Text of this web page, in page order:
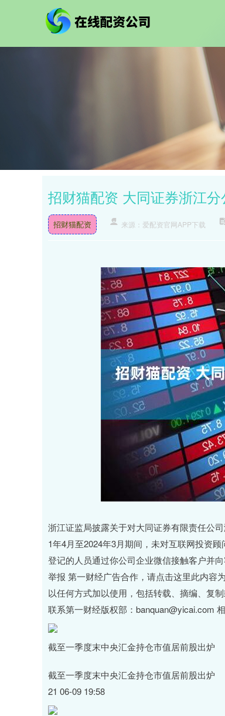
招财猫配资 大同证券浙江
招财猫配资 来源：爱配资官网APP下载
浙江证监局披露关于对大同证券有限责任公
1年4月至2024年3月期间，未对互联网投资
登记的人员通过你公司企业微信接触客户并向
举报 第一财经广告合作，请点击这里此内容
以任何方式加以使用，包括转载、摘编、复
联系第一财经版权部：banquan@yicai.com
截至一季度末中央汇金持仓市值居前股出炉
截至一季度末中央汇金持仓市值居前股出炉
21 06-09 19:58
4694.44